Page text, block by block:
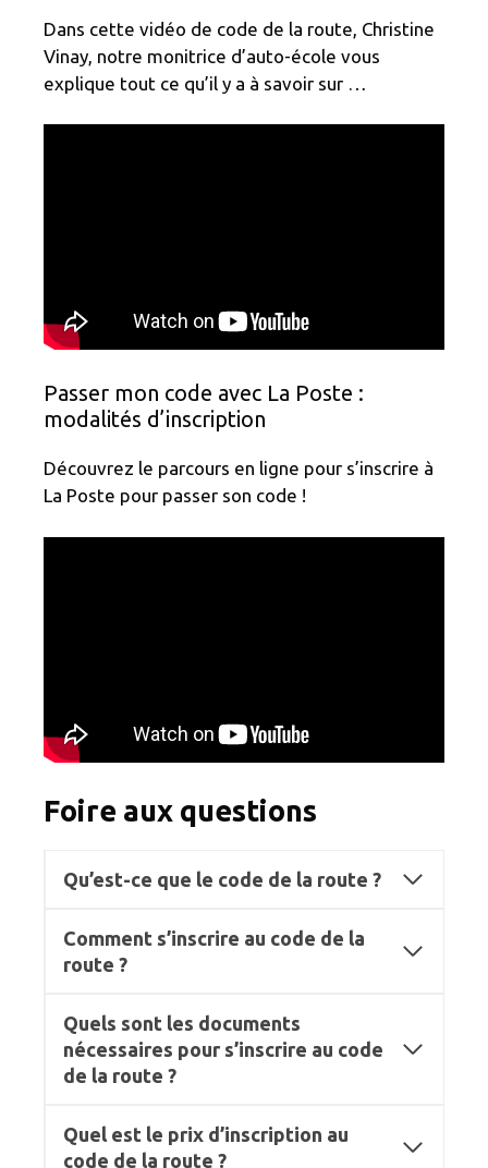
Dans cette vidéo de code de la route, Christine
Vinay, notre monitrice d’auto-école vous
explique tout ce qu’il y a à savoir sur …
Passer mon code avec La Poste :
modalités d’inscription
Découvrez le parcours en ligne pour s’inscrire à
La Poste pour passer son code !
Foire aux questions
Qu’est-ce que le code de la route ?
Comment s’inscrire au code de la
route ?
Quels sont les documents
nécessaires pour s’inscrire au code
de la route ?
Quel est le prix d’inscription au
code de la route ?